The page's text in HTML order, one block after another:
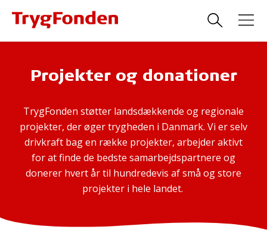
Projekter og donationer
TrygFonden støtter landsdækkende og regionale
projekter, der øger trygheden i Danmark. Vi er selv
drivkraft bag en række projekter, arbejder aktivt
for at finde de bedste samarbejdspartnere og
donerer hvert år til hundredevis af små og store
projekter i hele landet.